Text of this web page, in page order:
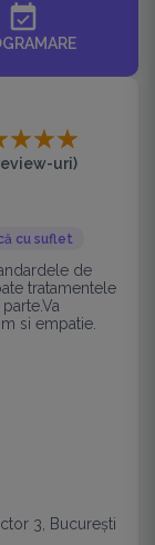
event_available
uri)
cu suflet
de
tratamentele
si empatie.
3, București